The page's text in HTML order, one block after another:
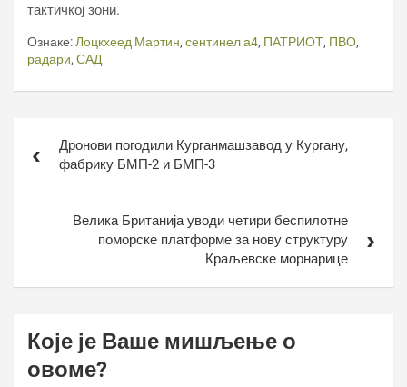
тактичкој зони.
Ознаке: Лоцкхеед Мартин, сентинел а4, ПАТРИОТ, ПВО,
радари, САД
чланкаДронови погодили Курганмашзавод у Кургану,
фабрику БМП-2 и БМП-3
Велика Британија уводи четири беспилотне
поморске платформе за нову структуру
Краљевске морнарице
Које је Ваше мишљење о
овоме?